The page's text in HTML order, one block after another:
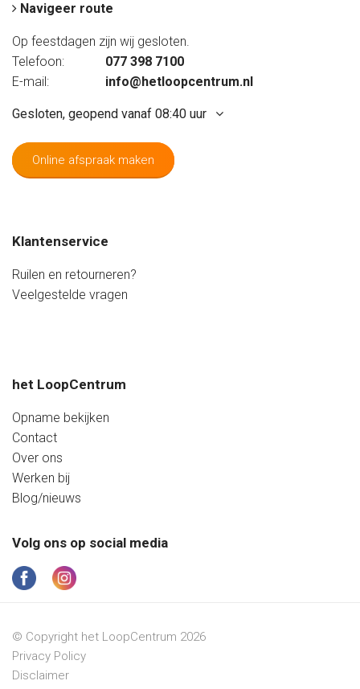
Navigeer route
Op feestdagen zijn wij gesloten.
Telefoon:
077 398 7100
E-mail:
info@hetloopcentrum.nl
Gesloten, geopend vanaf 08:40 uur
Online afspraak maken
Donderdag
09:20 - 17:20 uur
Vrijdag
09:20 - 20:00 uur
Zaterdag
08:40 - 17:20 uur
Klantenservice
Ruilen en retourneren?
Veelgestelde vragen
het LoopCentrum
Opname bekijken
Contact
Over ons
Werken bij
Blog/nieuws
Volg ons op social media
© Copyright het LoopCentrum 2026
Privacy Policy
Disclaimer